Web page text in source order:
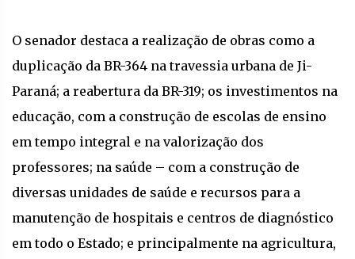
O senador destaca a realização de obras como a
duplicação da BR-364 na travessia urbana de Ji-
Paraná; a reabertura da BR-319; os investimentos na
educação, com a construção de escolas de ensino
em tempo integral e na valorização dos
professores; na saúde – com a construção de
diversas unidades de saúde e recursos para a
manutenção de hospitais e centros de diagnóstico
em todo o Estado; e principalmente na agricultura,